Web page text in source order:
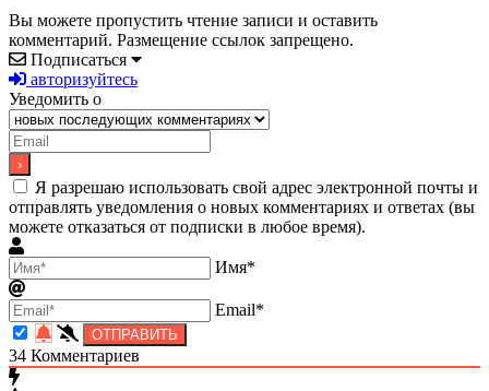
Вы можете пропустить чтение записи и оставить
комментарий. Размещение ссылок запрещено.
Подписаться
авторизуйтесь
Уведомить о
Я разрешаю использовать свой адрес электронной почты и
отправлять уведомления о новых комментариях и ответах (вы
можете отказаться от подписки в любое время).
Имя*
Email*
34 Комментариев